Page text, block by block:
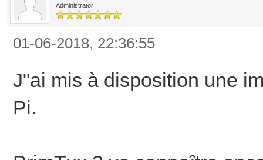
Administrator
01-06-2018, 22:36:55
J"ai mis à disposition une
Pi.